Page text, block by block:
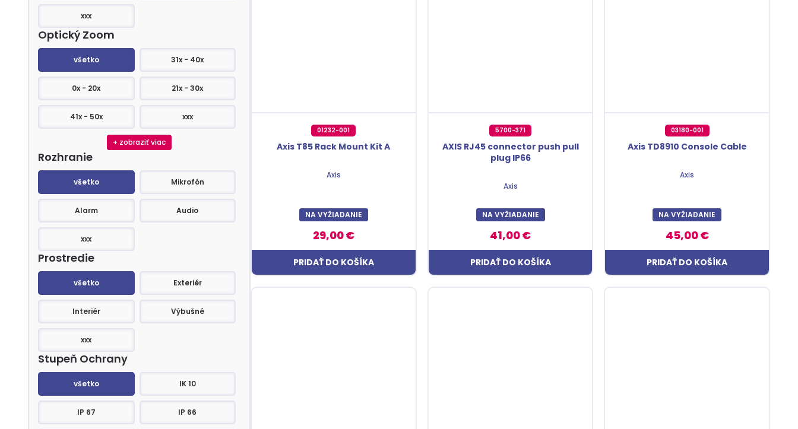
xxx
Optický Zoom
Optický Zoom
všetko 31x - 40x
0x - 20x 21x - 30x
41x - 50x xxx
+ zobraziť viac
Rozhranie
Rozhranie
všetko Mikrofón
Alarm Audio
xxx
Prostredie
Prostredie
všetko Exteriér
Interiér Výbušné
xxx
Stupeň Ochrany
Stupeň Ochrany
všetko IK 10
IP 67 IP 66
01232-001
Axis T85 Rack Mount Kit A
Axis
NA VYŽIADANIE
29,00 €
PRIDAŤ DO KOŠÍKA
5700-371
AXIS RJ45 connector push pull
plug IP66
Axis
NA VYŽIADANIE
41,00 €
PRIDAŤ DO KOŠÍKA
03180-001
Axis TD8910 Console Cable
Axis
NA VYŽIADANIE
45,00 €
PRIDAŤ DO KOŠÍKA